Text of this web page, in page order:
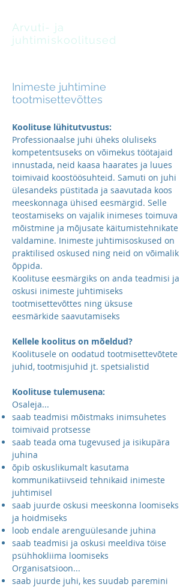
Arvuti- ja
juhtimiskoolitused
Inimeste juhtimine
tootmisettevõttes
Koolituse lühitutvustus:
Professionaalse juhi üheks oluliseks
kompetentsuseks on võimekus töötajaid
innustada, neid kaasa haarates ja luues
toimivaid koostöösuhteid. Samuti on juhi
ülesandeks püstitada ja saavutada koos
meeskonnaga ühised eesmärgid. Selle
teostamiseks on vajalik inimeses toimuva
mõistmine ja mõjusate käitumistehnikate
valdamine. Inimeste juhtimisoskused on
praktilised oskused ning neid on võimalik
õppida.
Koolituse eesmärgiks on anda teadmisi ja
oskusi inimeste juhtimiseks
tootmisettevõttes ning üksuse
eesmärkide saavutamiseks
Kellele koolitus on mõeldud?
Koolitusele on oodatud tootmisettevõtete
juhid, tootmisjuhid jt. spetsialistid
Koolituse tulemusena:
Osaleja...
saab teadmisi mõistmaks inimsuhetes
toimivaid protsesse
saab teada oma tugevused ja isikupära
juhina
õpib oskuslikumalt kasutama
kommunikatiivseid tehnikaid inimeste
juhtimisel
saab juurde oskusi meeskonna loomiseks
ja hoidmiseks
loob endale arenguülesande juhina
saab teadmisi ja oskusi meeldiva töise
psühhokliima loomiseks
Organisatsioon...
saab juurde juhi, kes suudab paremini